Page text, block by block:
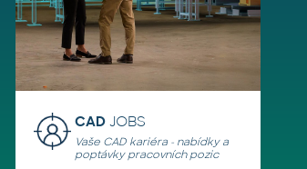
CADJOBS
Vaše CAD kariéra - nabídky a
poptávky pracovních pozic